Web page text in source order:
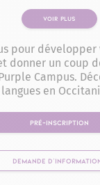
VOIR PLUS
pour développer
donner un coup
Campus.
en
PRÉ-INSCRIPTION
DEMANDE